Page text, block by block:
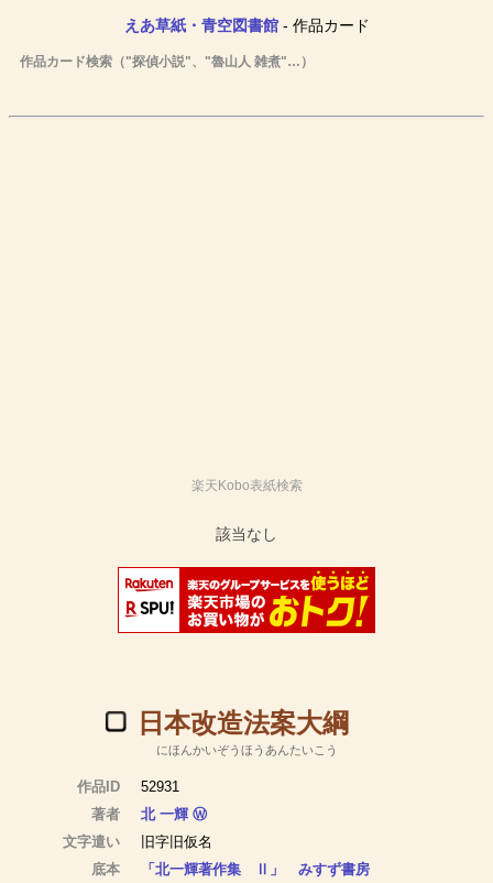
えあ草紙・青空図書館- 作品カード
作品カード検索（"探偵小説"、"魯山人 雑煮"…）
楽天Kobo表紙検索
日本改造法案大綱
にほんかいぞうほうあんたいこう
作品ID
52931
著者
北 一輝 Ⓦ
文字遣い
旧字旧仮名
底本
「北一輝著作集 Ⅱ」 みすず書房